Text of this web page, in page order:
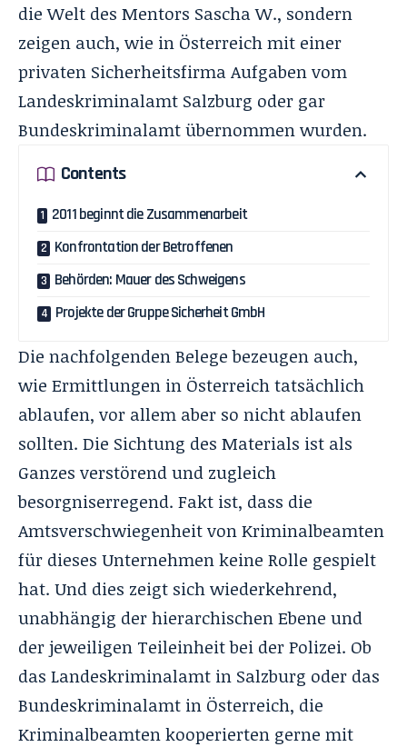
die Welt des Mentors Sascha W., sondern
zeigen auch, wie in Österreich mit einer
privaten Sicherheitsfirma Aufgaben vom
Landeskriminalamt Salzburg oder gar
Bundeskriminalamt übernommen wurden.
Contents
2011 beginnt die Zusammenarbeit
Konfrontation der Betroffenen
Behörden: Mauer des Schweigens
Projekte der Gruppe Sicherheit GmbH
Die nachfolgenden Belege bezeugen auch,
wie Ermittlungen in Österreich tatsächlich
ablaufen, vor allem aber so nicht ablaufen
sollten. Die Sichtung des Materials ist als
Ganzes verstörend und zugleich
besorgniserregend. Fakt ist, dass die
Amtsverschwiegenheit von Kriminalbeamten
für dieses Unternehmen keine Rolle gespielt
hat. Und dies zeigt sich wiederkehrend,
unabhängig der hierarchischen Ebene und
der jeweiligen Teileinheit bei der Polizei. Ob
das Landeskriminalamt in Salzburg oder das
Bundeskriminalamt in Österreich, die
Kriminalbeamten kooperierten gerne mit